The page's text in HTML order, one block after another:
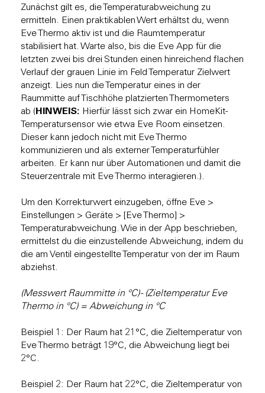
Zunächst gilt es, die Temperaturabweichung zu
ermitteln. Einen praktikablen Wert erhältst du, wenn
Eve Thermo aktiv ist und die Raumtemperatur
stabilisiert hat. Warte also, bis die Eve App für die
letzten zwei bis drei Stunden einen hinreichend flachen
Verlauf der grauen Linie im Feld Temperatur Zielwert
anzeigt. Lies nun die Temperatur eines in der
Raummitte auf Tischhöhe platzierten Thermometers
ab (HINWEIS: Hierfür lässt sich zwar ein HomeKit-
Temperatursensor wie etwa Eve Room einsetzen.
Dieser kann jedoch nicht mit Eve Thermo
kommunizieren und als externer Temperaturfühler
arbeiten. Er kann nur über Automationen und damit die
Steuerzentrale mit Eve Thermo interagieren.).
Um den Korrekturwert einzugeben, öffne Eve >
Einstellungen > Geräte > [Eve Thermo] >
Temperaturabweichung. Wie in der App beschrieben,
ermittelst du die einzustellende Abweichung, indem du
die am Ventil eingestellte Temperatur von der im Raum
abziehst.
(Messwert Raummitte in °C) - (Zieltemperatur Eve
Thermo in °C) = Abweichung in °C
Beispiel 1: Der Raum hat 21°C, die Zieltemperatur von
Eve Thermo beträgt 19°C, die Abweichung liegt bei
2°C.
Beispiel 2: Der Raum hat 22°C, die Zieltemperatur von